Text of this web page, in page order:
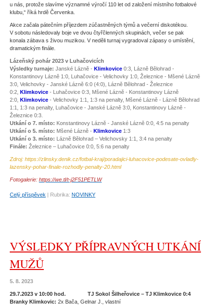
u nás, protože slavíme významné výročí 110 let od založení místního fotbalové
klubu,“ říká hrdě Červenka.
Akce začala pátečním příjezdem zúčastněných týmů a večerní diskotékou.
V sobotu následovaly boje ve dvou čtyřčlenných skupinách, večer se pak
konala zábava s živou muzikou. V neděli turnaj vygradoval zápasy o umístění,
dramatickým finále.
Lázeňský pohár 2023 v Luhačovicích
Výsledky turnaje: Janské Lázně - Klimkovice 0:3, Lázně Bělohrad -
Konstantinovy Lázně 1:0, Luhačovice - Velichovky 1:0, Železnice - Mšené Lázně
3:0, Velichovky - Janské Lázně 6:0 (4:0), Lázně Bělohrad - Železnice
0:2, Klimkovice - Luhačovice 0:3, Mšené Lázně - Konstantinovy Lázně
2:0, Klimkovice - Velichovky 1:1, 1:3 na penalty, Mšené Lázně - Lázně Bělohrad
1:1, 1:3 na penalty, Luhačovice - Janské Lázně 3:0, Konstantinovy Lázně -
Železnice 0:3.
Utkání o 7. místo: Konstantinovy Lázně - Janské Lázně 0:0, 4:5 na penalty
Utkání o 5. místo: Mšené Lázně - Klimkovice 1:3
Utkání o 3. místo: Lázně Bělohrad – Velichovsky 1:1, 3:4 na penalty
Finále: Železnice – Luhačovice 0:0, 5:6 na penalty
Zdroj: https://zlinsky.denik.cz/fotbal-kraj/poradajici-luhacovice-podesate-ovladly-
lazensky-pohar-finale-rozhodly-penalty-20.html
Fotogalerie: https://we.tl/t-j2F51PETLW
Celý příspěvek | Rubrika: NOVINKY
VÝSLEDKY PŘÍPRAVNÝCH UTKÁNÍ
MUŽŮ
5. 8. 2023
29.7.2023 v 10:00 hod. TJ Sokol Šilheřovice – TJ Klimkovice 0:4
Branky Klimkovic: 2x Bača, Gelnar J., vlastní